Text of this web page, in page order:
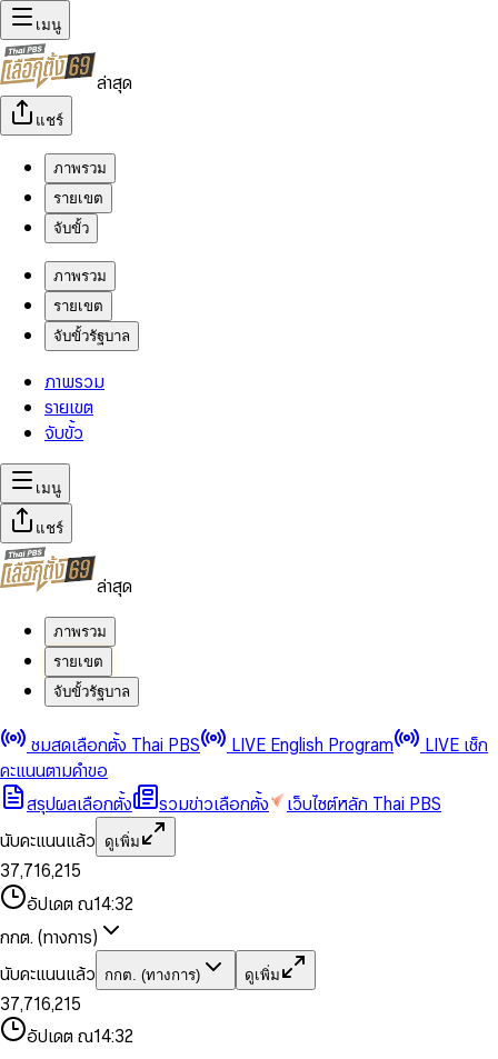
เมนู
ล่าสุด
แชร์
ภาพรวม
รายเขต
จับขั้ว
ภาพรวม
รายเขต
จับขั้วรัฐบาล
ภาพรวม
รายเขต
จับขั้ว
เมนู
แชร์
ล่าสุด
ภาพรวม
รายเขต
จับขั้วรัฐบาล
ชมสดเลือกตั้ง Thai PBS LIVE English Program
LIVE เช็ก
คะแนนตามคำขอ
สรุปผลเลือกตั้ง
รวมข่าวเลือกตั้ง
เว็บไซต์หลัก Thai PBS
นับคะแนนแล้ว
ดูเพิ่ม
0
1
2
3
4
5
6
8
9
0
1
2
3
4
5
6
7
8
9
,
0
1
2
4
6
7
8
9
0
1
2
3
4
5
6
7
8
9
0
1
3
5
6
7
8
9
,
1
2
4
5
7
8
9
0
1
3
4
6
7
8
9
0
2
3
4
5
7
8
อัปเดต ณ14:32
กกต. (ทางการ)
นับคะแนนแล้ว
กกต. (ทางการ) ดูเพิ่ม
0
1
2
3
4
5
0
1
2
4
5
6
7
8
9
,
0
1
2
4
6
7
8
9
0
1
2
3
0
1
3
5
6
7
8
,
1
2
4
0
1
3
0
2
3
4
5
7
อัปเดต ณ14:32